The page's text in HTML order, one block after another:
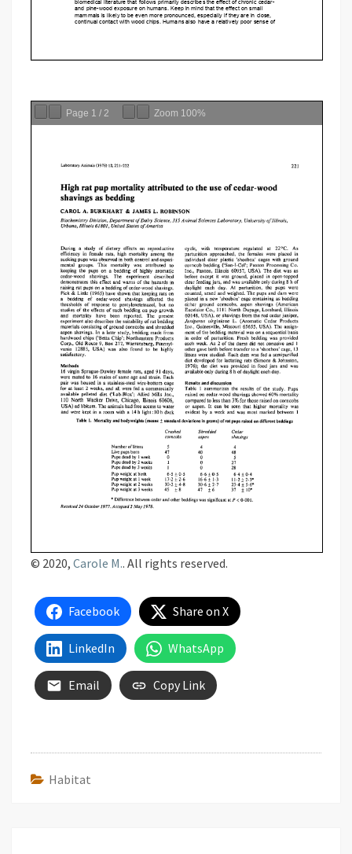
Page 1 / 2 Zoom 100%
© 2020, Carole M.. All rights reserved.
Facebook Share on X
LinkedIn WhatsApp
Email Copy Link
Habitat